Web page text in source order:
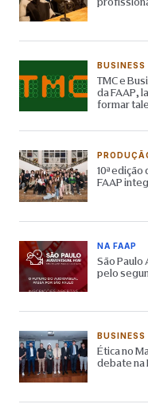
TMC e
da FAAP,
formar
10ª
FAAP
NA FAAP
São Paulo
pelo
Ética no
debate na